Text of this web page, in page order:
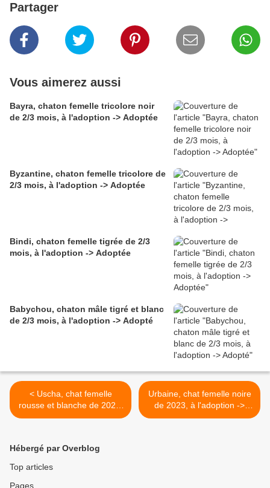
Partager
Vous aimerez aussi
Bayra, chaton femelle tricolore noir
de 2/3 mois, à l'adoption -> Adoptée
Byzantine, chaton femelle tricolore de
2/3 mois, à l'adoption -> Adoptée
Bindi, chaton femelle tigrée de 2/3
mois, à l'adoption -> Adoptée
Babychou, chaton mâle tigré et blanc
de 2/3 mois, à l'adoption -> Adopté
< Uscha, chat femelle
rousse et blanche de 2023,
à l'adoption -> adoptée
Urbaine, chat femelle noire
de 2023, à l'adoption ->
adoptée >
Hébergé par Overblog
Top articles
Pages